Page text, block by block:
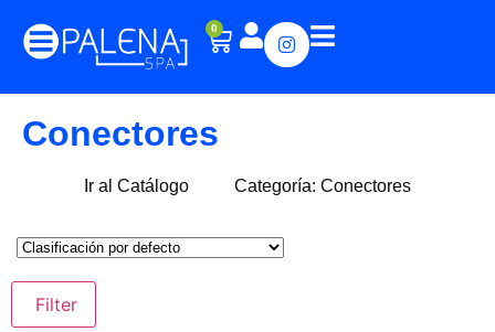
0
Conectores
Ir al Catálogo Categoría: Conectores
Filter